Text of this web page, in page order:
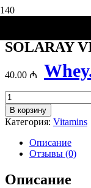
/
SOLARAY
40.00 ₼
Количество
товара
SOLARAY
VITAMIN
1000
В корзину
Категория: Vitamins
Описание
Отзывы (0)
Описание